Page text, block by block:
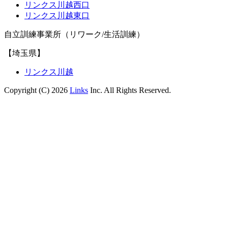
リンクス川越西口
リンクス川越東口
自立訓練事業所（リワーク/生活訓練）
【埼玉県】
リンクス川越
Copyright (C) 2026 Links Inc. All Rights Reserved.